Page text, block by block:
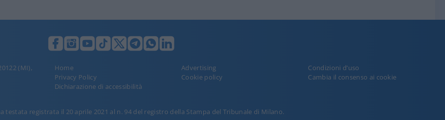
(MI),
Home Advertising
Condizioni d’uso
Privacy Policy
Cookie policy
Cambia il consenso ai cookie
Dichiarazione di accessibilità
testata registrata il 20 aprile 2021 al n. 94 del registro della Stampa del Tribunale di Milano.